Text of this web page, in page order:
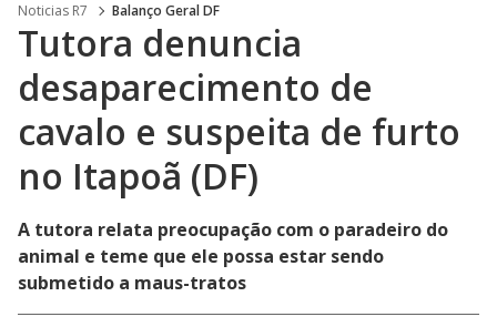
Noticias R7 Balanço Geral DF
Tutora denuncia
desaparecimento de
cavalo e suspeita de furto
no Itapoã (DF)
A tutora relata preocupação com o paradeiro do
animal e teme que ele possa estar sendo
submetido a maus-tratos